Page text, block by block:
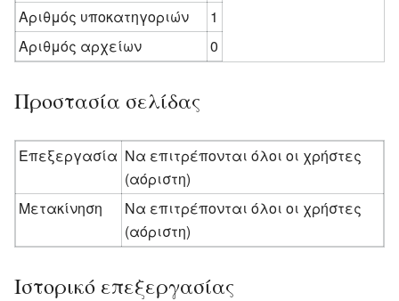
Αριθμός υποκατηγοριών
1
Αριθμός αρχείων
0
Προστασία σελίδας
Επεξεργασία Να επιτρέπονται όλοι οι χρήστες
(αόριστη)
Μετακίνηση
Να επιτρέπονται όλοι οι χρήστες
(αόριστη)
Ιστορικό επεξεργασίας